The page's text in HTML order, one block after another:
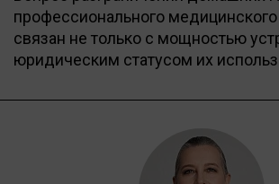
профессионального
связан не только с мощностью
юридическим статусом их